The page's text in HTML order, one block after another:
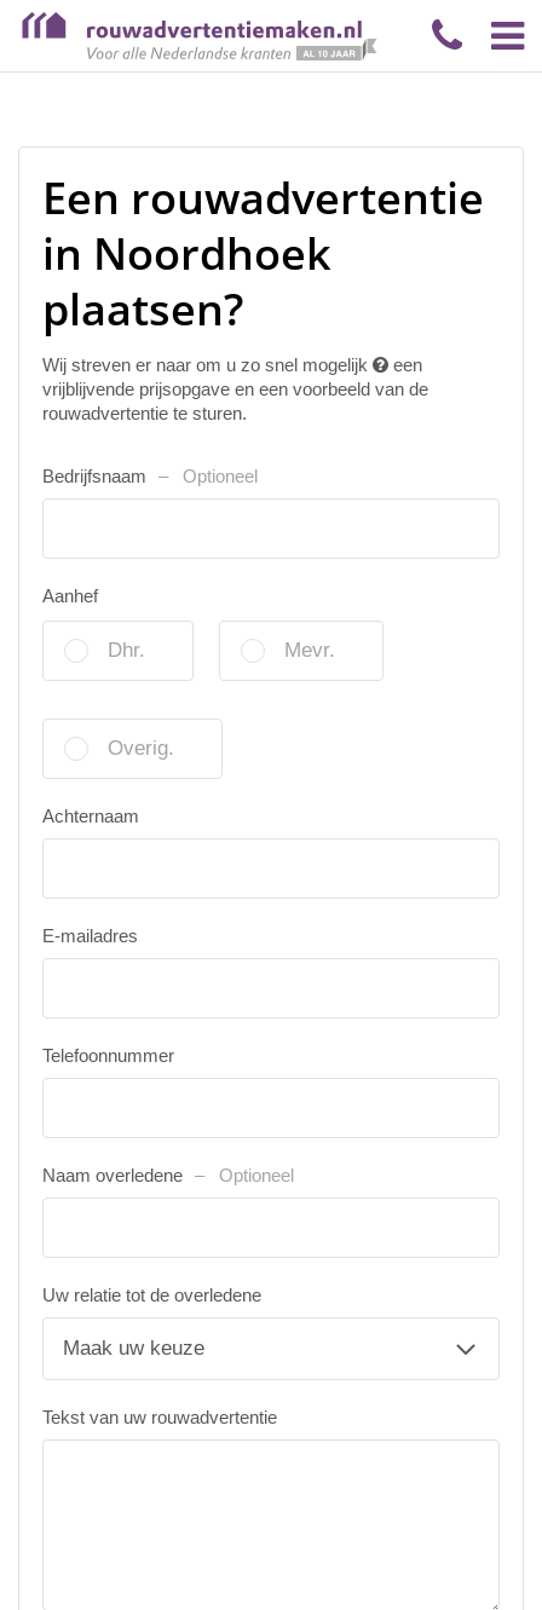
Een rouwadvertentie
in Noordhoek
plaatsen?
Wij streven er naar om u zo snel mogelijk
een
vrijblijvende prijsopgave en een voorbeeld van de
rouwadvertentie te sturen.
Bedrijfsnaam Optioneel
Aanhef
Dhr. Mevr.
Overig.
Achternaam
E-mailadres
Telefoonnummer
Naam overledene Optioneel
Uw relatie tot de overledene
Tekst van uw rouwadvertentie